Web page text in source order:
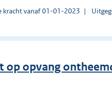
kracht vanaf 01-01-2023
op opvang